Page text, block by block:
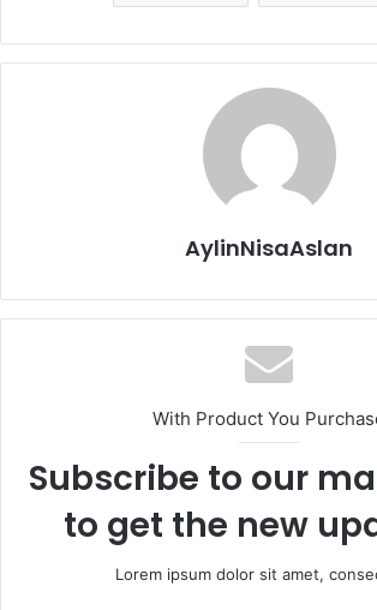
AylinNisaAslan
With Product You
Subscribe to our
to get the new
Lorem ipsum dolor sit amet,